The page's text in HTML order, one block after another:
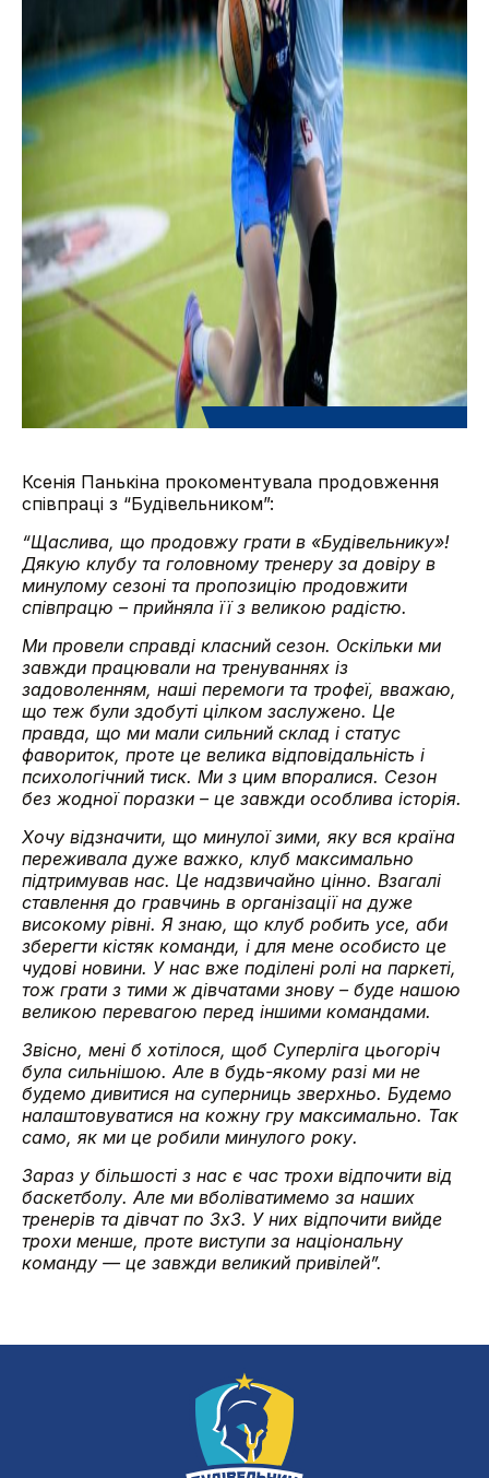
Ксенія Панькіна прокоментувала продовження
співпраці з “Будівельником”:
“Щаслива, що продовжу грати в «Будівельнику»!
Дякую клубу та головному тренеру за довіру в
минулому сезоні та пропозицію продовжити
співпрацю – прийняла її з великою радістю.
Ми провели справді класний сезон. Оскільки ми
завжди працювали на тренуваннях із
задоволенням, наші перемоги та трофеї, вважаю,
що теж були здобуті цілком заслужено. Це
правда, що ми мали сильний склад і статус
фавориток, проте це велика відповідальність і
психологічний тиск. Ми з цим впоралися. Сезон
без жодної поразки – це завжди особлива історія.
Хочу відзначити, що минулої зими, яку вся країна
переживала дуже важко, клуб максимально
підтримував нас. Це надзвичайно цінно. Взагалі
ставлення до гравчинь в організації на дуже
високому рівні. Я знаю, що клуб робить усе, аби
зберегти кістяк команди, і для мене особисто це
чудові новини. У нас вже поділені ролі на паркеті,
тож грати з тими ж дівчатами знову – буде нашою
великою перевагою перед іншими командами.
Звісно, мені б хотілося, щоб Суперліга цьогоріч
була сильнішою. Але в будь-якому разі ми не
будемо дивитися на суперниць зверхньо. Будемо
налаштовуватися на кожну гру максимально. Так
само, як ми це робили минулого року.
Зараз у більшості з нас є час трохи відпочити від
баскетболу. Але ми вболіватимемо за наших
тренерів та дівчат по 3х3. У них відпочити вийде
трохи менше, проте виступи за національну
команду — це завжди великий привілей”.